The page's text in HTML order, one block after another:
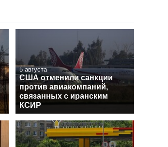
5 августа
США отменили санкции
против авиакомпаний,
связанных с иранским
КСИР